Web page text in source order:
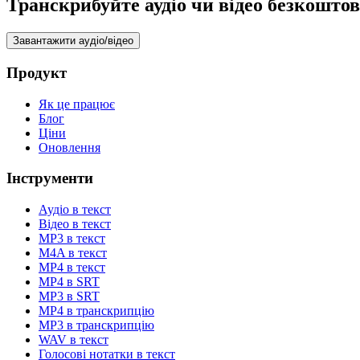
Транскрибуйте аудіо чи відео
Завантажити аудіо/відео
Продукт
Як це працює
Блог
Ціни
Оновлення
Інструменти
Аудіо в текст
Відео в текст
MP3 в текст
M4A в текст
MP4 в текст
MP4 в SRT
MP3 в SRT
MP4 в транскрипцію
MP3 в транскрипцію
WAV в текст
Голосові нотатки в текст